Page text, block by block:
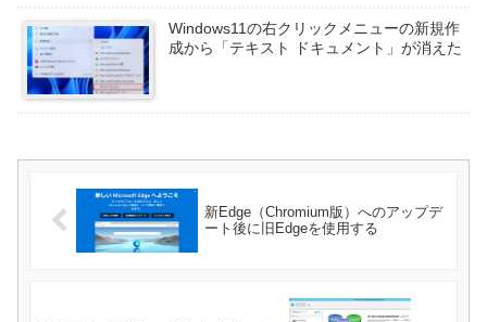
Windows11の右クリックメニューの新規作
成から「テキスト ドキュメント」が消えた
新Edge（Chromium版）へのアップデ
ート後に旧Edgeを使用する